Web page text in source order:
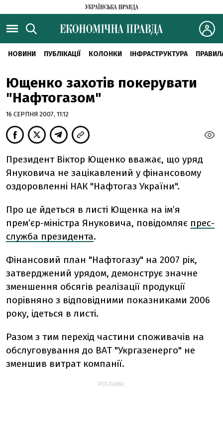
НОВИНИ ПУБЛІКАЦІЇ КОЛОНКИ ІНФРАСТРУКТУРА
Ющенко захотів покерувати
"Нафтогазом"
16 СЕРПНЯ 2007, 11:12
Президент Віктор Ющенко вважає, що уряд
Януковича не зацікавлений у фінансовому
оздоровленні НАК "Нафтогаз України".
Про це йдеться в листі Ющенка на ім’я
прем’єр-міністра Януковича, повідомляє прес-
служба президента.
Фінансовий план "Нафтогазу" на 2007 рік,
затверджений урядом, демонструє значне
зменшення обсягів реалізації продукції
порівняно з відповідними показниками 2006
року, ідеться в листі.
Разом з тим перехід частини споживачів на
обслуговування до ВАТ "Укргазенерго" не
зменшив витрат компанії.
РЕКЛАМА: